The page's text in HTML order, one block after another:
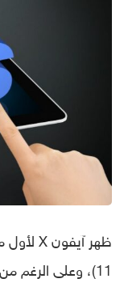
11)، وعلى الرغم